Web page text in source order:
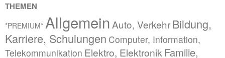
THEMEN
*PREMIUM* Allgemein Auto, VerkehrBildung,
Karriere, Schulungen Computer, Information,
Telekommunikation Elektro, Elektronik Familie,